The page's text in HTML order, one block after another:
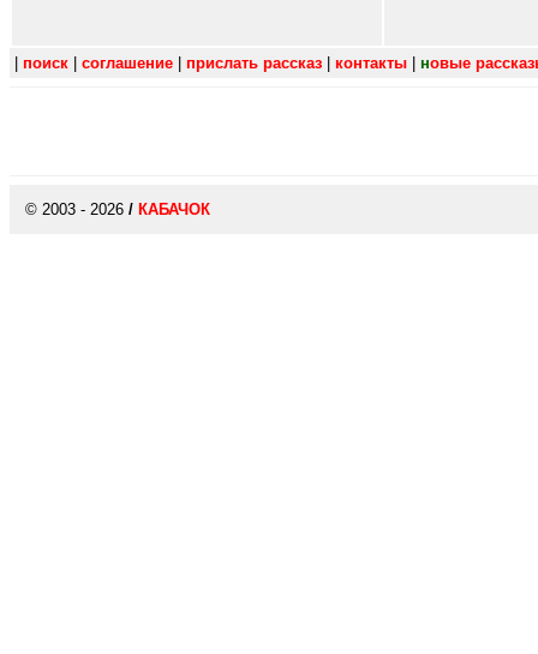
поиск соглашение прислать рассказ контакты новые
© 2003 - 2026 / КАБАЧОК